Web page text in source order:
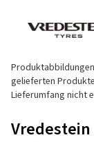
gelieferten
Lieferumfang nicht
Vredestein